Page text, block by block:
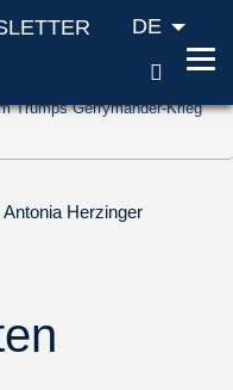
'1')
'2')
DE
Trumps Gerrymander-Krieg
Antonia Herzinger